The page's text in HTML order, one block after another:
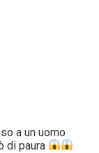
a un uomo
di paura